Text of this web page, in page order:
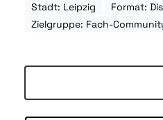
Stadt: Leipzig
Format:
Zielgruppe: Fach-